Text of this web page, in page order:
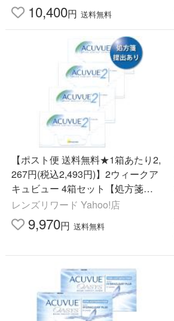
10,400円 送料無料
【ポスト便 送料無料★1箱あたり2,
267円(税込2,493円)】2ウィークア
キュビュー 4箱セット【処方箋提
出】
レンズリワード Yahoo!店
9,970円 送料無料